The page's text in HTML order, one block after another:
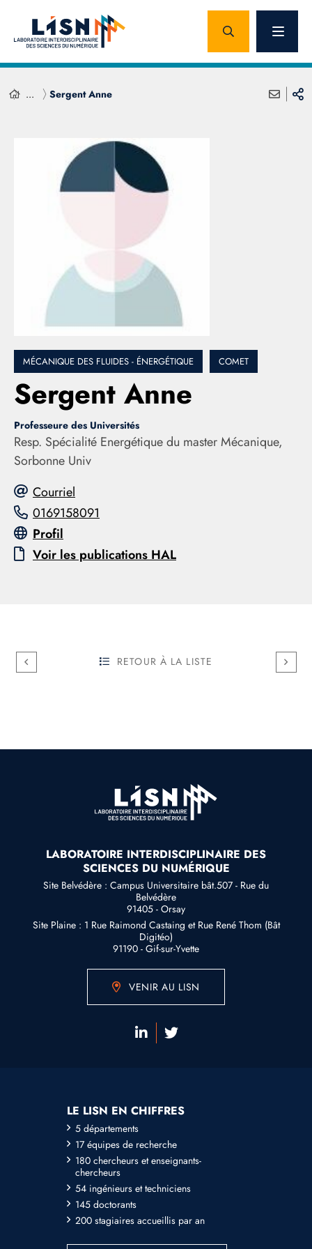
... Sergent Anne
MÉCANIQUE DES FLUIDES - ÉNERGÉTIQUE COMET
Sergent Anne
Professeure des Universités
Resp. Spécialité Energétique du master Mécanique,
Sorbonne Univ
Courriel
0169158091
Profil
Voir les publications HAL
RETOUR À LA LISTE
LABORATOIRE INTERDISCIPLINAIRE DES
SCIENCES DU NUMÉRIQUE
Site Belvédère : Campus Universitaire bât.507 - Rue du
Belvédère
91405 - Orsay
Site Plaine : 1 Rue Raimond Castaing et Rue René Thom (Bât
Digitéo)
91190 - Gif-sur-Yvette
VENIR AU LISN
LE LISN EN CHIFFRES
5 départements
17 équipes de recherche
180 chercheurs et enseignants-
chercheurs
54 ingénieurs et techniciens
145 doctorants
200 stagiaires accueillis par an